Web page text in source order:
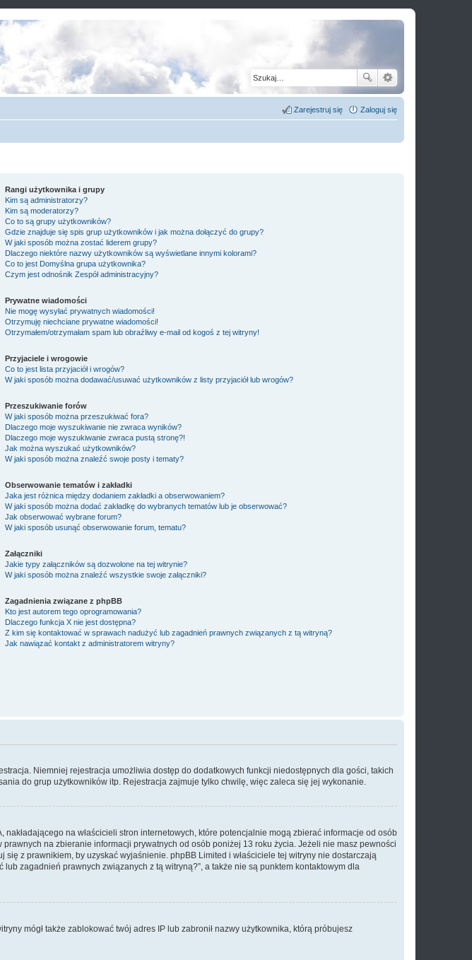
Zaloguj się
Zarejestruj się
Rangi użytkownika i grupy
Kim są administratorzy?
Kim są moderatorzy?
Co to są grupy użytkowników?
Gdzie znajduje się spis grup użytkowników i jak można dołączyć do grupy?
W jaki sposób można zostać liderem grupy?
Dlaczego niektóre nazwy użytkowników są wyświetlane innymi kolorami?
Co to jest Domyślna grupa użytkownika?
Czym jest odnośnikZespół administracyjny?
Prywatne wiadomości
Nie mogę wysyłać prywatnych wiadomości!
Otrzymuję niechciane prywatne wiadomości!
Otrzymałem/otrzymałam spam lub obraźliwy e-mail od kogoś z tej witryny!
Przyjaciele i wrogowie
Co to jest lista przyjaciół i wrogów?
W jaki sposób można dodawać/usuwać użytkowników z listy przyjaciół lub wrogów?
Przeszukiwanie forów
W jaki sposób można przeszukiwać fora?
Dlaczego moje wyszukiwanie nie zwraca wyników?
Dlaczego moje wyszukiwanie zwraca pustą stronę?!
Jak można wyszukać użytkowników?
W jaki sposób można znaleźć swoje posty i tematy?
Obserwowanie tematów i zakładki
Jaka jest różnica między dodaniem zakładki a obserwowaniem?
W jaki sposób można dodać zakładkę do wybranych tematów lub je obserwować?
Jak obserwować wybrane forum?
W jaki sposób usunąć obserwowanie forum, tematu?
Załączniki
Jakie typy załączników są dozwolone na tej witrynie?
W jaki sposób można znaleźć wszystkie swoje załączniki?
Zagadnienia związane z phpBB
Kto jest autorem tego oprogramowania?
Dlaczego funkcja X nie jest dostępna?
Z kim się kontaktować w sprawach nadużyć lub zagadnień prawnych związanych z tą witryną?
Jak nawiązać kontakt z administratorem witryny?
Niemniej rejestracja umożliwia dostęp do dodatkowych funkcji niedostępnych dla gości, takich
do grup użytkowników itp. Rejestracja zajmuje tylko chwilę, więc zaleca się jej wykonanie.
na właścicieli stron internetowych, które potencjalnie mogą zbierać informacje od osób
na zbieranie informacji prywatnych od osób poniżej 13 roku życia. Jeżeli nie masz pewności
z prawnikiem, by uzyskać wyjaśnienie. phpBB Limited i właściciele tej witryny nie dostarczają
zagadnień prawnych związanych z tą witryną?”, a także nie są punktem kontaktowym dla
mógł także zablokować twój adres IP lub zabronił nazwy użytkownika, którą próbujesz